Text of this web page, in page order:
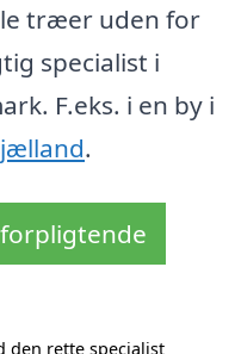
træer uden for
specialist i
F.eks. i en by i
.
den rette specialist